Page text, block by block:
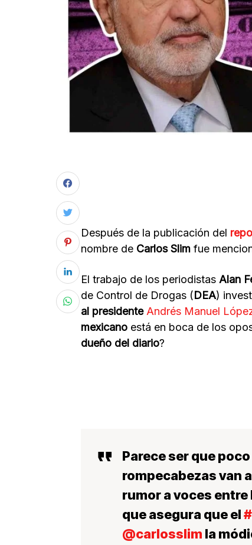
Después de la publicación del
nombre de Carlos Slim fue
El trabajo de los periodistas Alan
de Control de Drogas (DEA)
al presidente Andrés Manuel
mexicano está en boca de los
dueño del diario?
Parece ser que
rompecabezas van
rumor a voces
que asegura que el
@carlosslim la